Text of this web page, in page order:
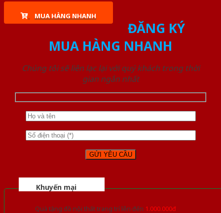
MUA HÀNG NHANH
ĐĂNG KÝ
MUA HÀNG NHANH
Chúng tôi sẽ liên lạc lại với quý khách trong thời
gian ngắn nhất
Khuyến mại
Quà tặng đồ nội thất trang trí lên đến 1.000.000đ